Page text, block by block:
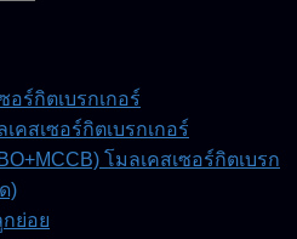
อร์กิตเบรกเกอร์
เคสเซอร์กิตเบรกเกอร์
โมลเคสเซอร์กิตเบรก
)
กย่อย